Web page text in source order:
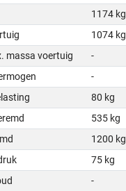
1174 kg
1074 kg
massa voertuig
-
-
80 kg
535 kg
1200 kg
75 kg
-